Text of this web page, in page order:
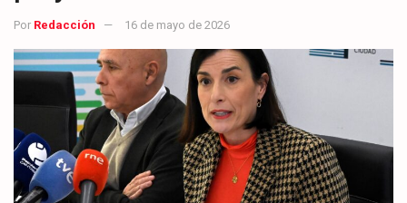
Por Redacción 16 de mayo de 2026